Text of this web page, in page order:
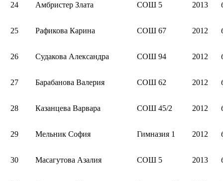
24 Амбристер Злата СОШ 5 2013
25 Рафикова Карина СОШ 67 2012
26 Судакова Александра СОШ 94 2012
27 Барабанова Валерия СОШ 62 2012
28 Казанцева Варвара СОШ 45/2 2012
29 Мельник София Гимназия 1 2012
30 Масагутова Азалия СОШ 5 2013